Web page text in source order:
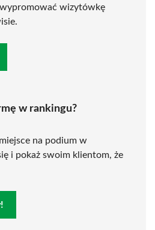
wizytówkę
w rankingu?
na podium w
i pokaż swoim klientom, że